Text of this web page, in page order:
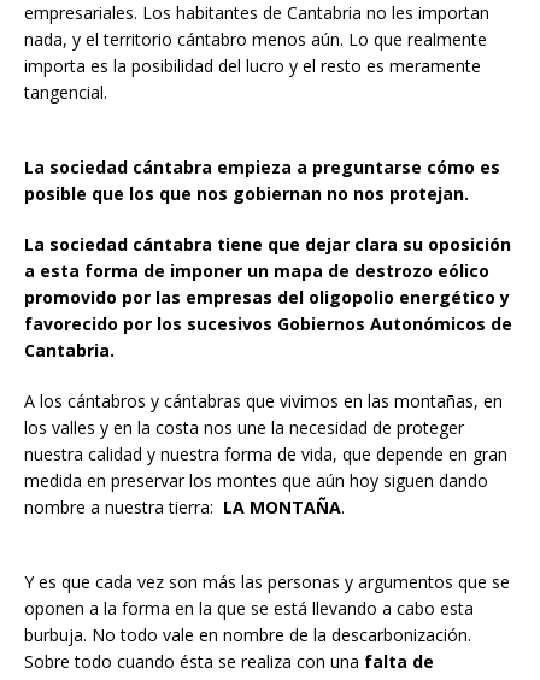
empresariales. Los habitantes de Cantabria no les importan
nada, y el territorio cántabro menos aún. Lo que realmente
importa es la posibilidad del lucro y el resto es meramente
tangencial.
La sociedad cántabra empieza a preguntarse cómo es
posible que los que nos gobiernan no nos protejan.
La sociedad cántabra tiene que dejar clara su oposición
a esta forma de imponer un mapa de destrozo eólico
promovido por las empresas del oligopolio energético y
favorecido por los sucesivos Gobiernos Autonómicos de
Cantabria.
A los cántabros y cántabras que vivimos en las montañas, en
los valles y en la costa nos une la necesidad de proteger
nuestra calidad y nuestra forma de vida, que depende en gran
medida en preservar los montes que aún hoy siguen dando
nombre a nuestra tierra: LA MONTAÑA.
Y es que cada vez son más las personas y argumentos que se
oponen a la forma en la que se está llevando a cabo esta
burbuja. No todo vale en nombre de la descarbonización.
Sobre todo cuando ésta se realiza con una falta de